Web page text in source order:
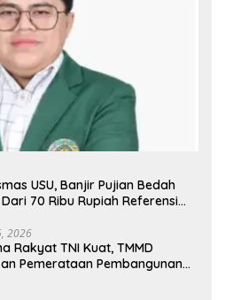
USU, Banjir Pujian Bedah
70 Ribu Rupiah Referensi
2026
Rakyat TNI Kuat, TMMD
Pemerataan Pembangunan